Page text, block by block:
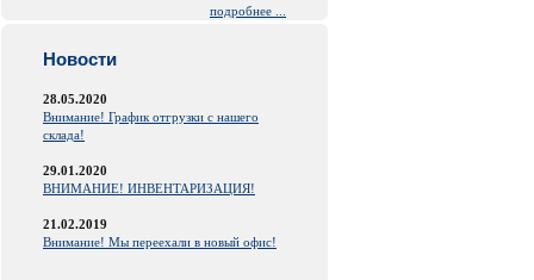
подробнее ...
Новости
28.05.2020
Внимание! График отгрузки с нашего
склада!
29.01.2020
ВНИМАНИЕ! ИНВЕНТАРИЗАЦИЯ!
21.02.2019
Внимание! Мы переехали в новый офис!